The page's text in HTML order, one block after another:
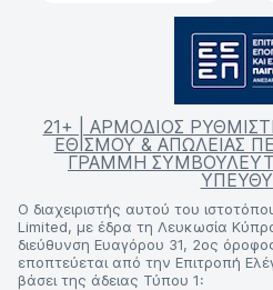
21+ | ΑΡΜΟΔΙΟΣ
ΕΘΙΣΜΟΥ & ΑΠΩΛΕΙΑΣ
ΓΡΑΜΜΗ
Ο διαχειριστής αυτού του
Limited, με έδρα τη Λευκωσία
διεύθυνση Ευαγόρου 31, 2ος
εποπτεύεται από την Επιτροπή
βάσει της άδειας Τύπου 1: